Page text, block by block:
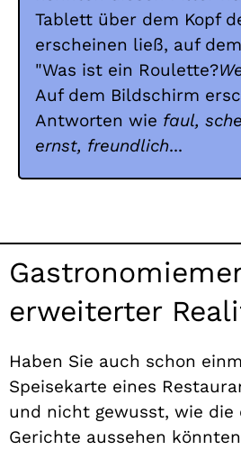
Tablett über dem Kopf
erscheinen ließ, auf
"Was ist ein Roulette?
Auf dem Bildschirm
Antworten wie faul,
ernst, freundlich...
erweiterter
Haben Sie auch schon
Speisekarte eines
und nicht gewusst, wie die
Gerichte aussehen